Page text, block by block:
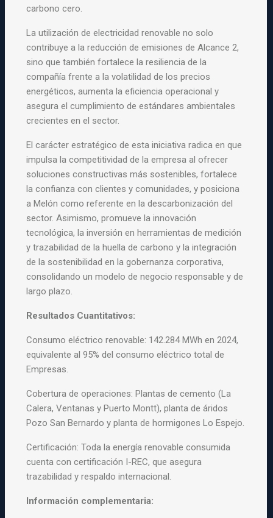
carbono cero.
La utilización de electricidad renovable no solo
contribuye a la reducción de emisiones de Alcance 2,
sino que también fortalece la resiliencia de la
compañía frente a la volatilidad de los precios
energéticos, aumenta la eficiencia operacional y
asegura el cumplimiento de estándares ambientales
crecientes en el sector.
El carácter estratégico de esta iniciativa radica en que
impulsa la competitividad de la empresa al ofrecer
soluciones constructivas más sostenibles, fortalece
la confianza con clientes y comunidades, y posiciona
a Melón como referente en la descarbonización del
sector. Asimismo, promueve la innovación
tecnológica, la inversión en herramientas de medición
y trazabilidad de la huella de carbono y la integración
de la sostenibilidad en la gobernanza corporativa,
consolidando un modelo de negocio responsable y de
largo plazo.
Resultados Cuantitativos:
Consumo eléctrico renovable: 142.284 MWh en 2024,
equivalente al 95% del consumo eléctrico total de
Empresas.
Cobertura de operaciones: Plantas de cemento (La
Calera, Ventanas y Puerto Montt), planta de áridos
Pozo San Bernardo y planta de hormigones Lo Espejo.
Certificación: Toda la energía renovable consumida
cuenta con certificación I-REC, que asegura
trazabilidad y respaldo internacional.
Información complementaria: